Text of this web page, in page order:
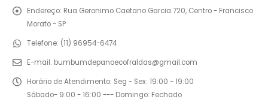
Endereço: Rua Geronimo Caetano Garcia 720, Centro - Francisco
Morato - SP
Telefone: (11) 96954-6474
E-mail: bumbumdepanoecofraldas@gmail.com
Horário de Atendimento: Seg - Sex: 19:00 - 19:00
Sábado- 9:00 - 16:00 --- Domingo: Fechado